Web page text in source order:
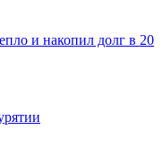
и накопил долг в 20